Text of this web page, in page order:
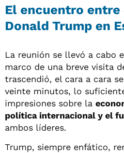
El encuentro
Donald Trump en
La reunión se llevó a cabo
marco de una breve visita
trascendió, el cara a cara
veinte minutos, lo
impresiones sobre la
política internacional y el
ambos líderes.
Trump, siempre enfático,